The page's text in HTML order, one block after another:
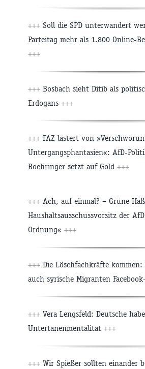
+++ Soll die SPD unterwandert
Parteitag mehr als 1.800 Online-
+++
+++ Bosbach sieht Ditib als
Erdogans +++
+++ FAZ lästert von
Untergangsphantasien«: AfD-
Boehringer setzt auf Gold +++
+++ Ach, auf einmal? – Grüne
Haushaltsausschussvorsitz der
Ordnung« +++
+++ Die Löschfachkräfte
auch syrische Migranten
+++ Vera Lengsfeld: Deutsche
Untertanenmentalität +++
+++ Wir Spießer sollten einander